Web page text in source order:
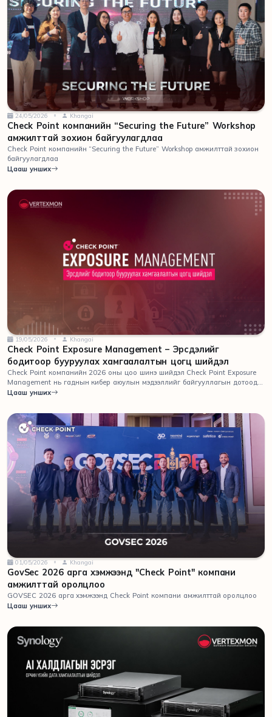
24/05/2026 Khangai
Check Point компанийн “Securing the Future” Workshop
амжилттай зохион байгуулагдлаа
Check Point компанийн “Securing the Future” Workshop амжилттай зохион
байгуулагдлаа
Цааш унших
19/05/2026 Khangai
Check Point Exposure Management – Эрсдэлийг
бодитоор бууруулах хамгаалалтын цогц шийдэл
Check Point компанийн 2026 оны цоо шинэ шийдэл Check Point Exposure
Management нь гаднын кибер аюулын мэдээллийг байгууллагын дотоод
системийн мэдээлэлтэй нэгтгэн, яг одоо хамгийн чухал бөгөөд бодитоор
Цааш унших
01/05/2026 Khangai
GovSec 2026 арга хэмжээнд "Check Point" компани
амжилттай оролцлоо
GOVSEC 2026 арга хэмжээнд Check Point компани амжилттай оролцлоо
Цааш унших